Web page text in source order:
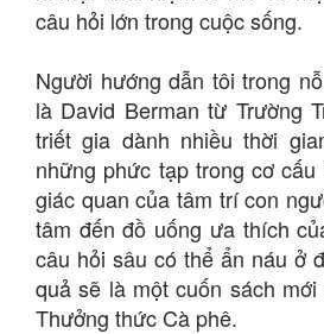
câu hỏi lớn trong cuộc sống.
Người hướng dẫn tôi trong
là David Berman từ Trường
triết gia dành nhiều thời
những phức tạp trong cơ
giác quan của tâm trí con
tâm đến đồ uống ưa thích
câu hỏi sâu có thể ẩn náu ở
quả sẽ là một cuốn sách
Thưởng thức Cà phê.